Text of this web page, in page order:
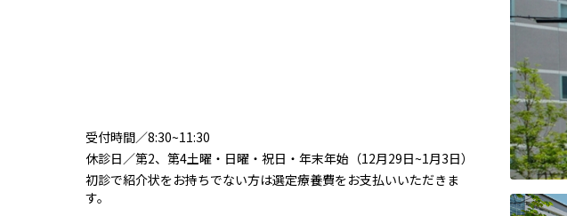
受付時間／8:30~11:30
休診日／第2、第4土曜・日曜・祝日・年末年始（12月29日~1月3日）
初診で紹介状をお持ちでない方は選定療養費をお支払いいただきま
す。